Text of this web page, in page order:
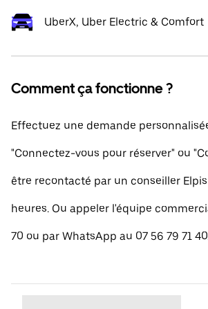
UberX, Uber Electric & Comfort
Comment ça fonctionne ?
Effectuez une demande
"Connectez-vous pour réserver" ou
être recontacté par un conseiller
heures. Ou appeler l'équipe
70 ou par WhatsApp au 07 56 79 71